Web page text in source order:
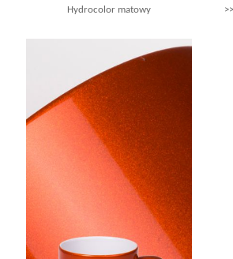
Hydrocolor matowy >>